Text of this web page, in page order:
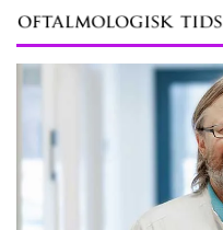
Skip to main content